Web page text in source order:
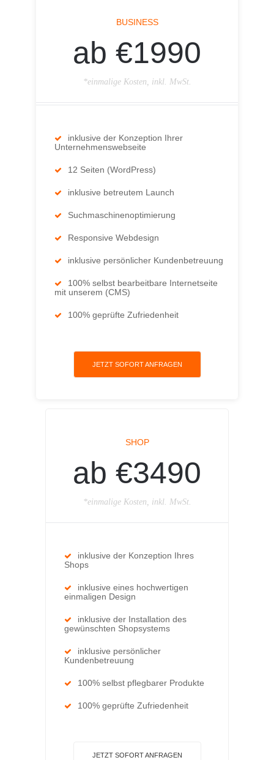
BUSINESS
ab €1990
*einmalige Kosten, inkl. MwSt.
inklusive der Konzeption Ihrer
Unternehmenswebseite
12 Seiten (WordPress)
inklusive betreutem Launch
Suchmaschinenoptimierung
Responsive Webdesign
inklusive persönlicher Kundenbetreuung
100% selbst bearbeitbare Internetseite
mit unserem (CMS)
100% geprüfte Zufriedenheit
JETZT SOFORT ANFRAGEN
SHOP
ab €3490
*einmalige Kosten, inkl. MwSt.
inklusive der Konzeption Ihres
Shops
inklusive eines hochwertigen
einmaligen Design
inklusive der Installation des
gewünschten Shopsystems
inklusive persönlicher
Kundenbetreuung
100% selbst pflegbarer Produkte
100% geprüfte Zufriedenheit
JETZT SOFORT ANFRAGEN